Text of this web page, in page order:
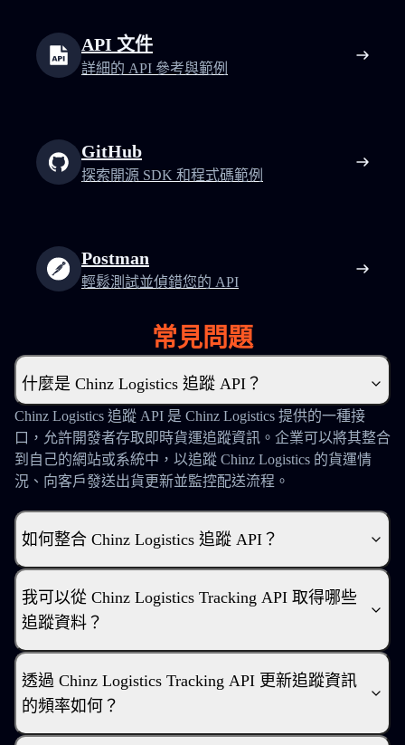
API 文件
詳細的 API 參考與範例
GitHub
探索開源 SDK 和程式碼範例
Postman
輕鬆測試並偵錯您的 API
常見問題
什麼是 Chinz Logistics 追蹤 API？
Chinz Logistics 追蹤 API 是 Chinz Logistics 提供的一種接
口，允許開發者存取即時貨運追蹤資訊。企業可以將其整合
到自己的網站或系統中，以追蹤 Chinz Logistics 的貨運情
況、向客戶發送出貨更新並監控配送流程。
如何整合 Chinz Logistics 追蹤 API？
我可以從 Chinz Logistics Tracking API 取得哪些
追蹤資料？
透過 Chinz Logistics Tracking API 更新追蹤資訊
的頻率如何？